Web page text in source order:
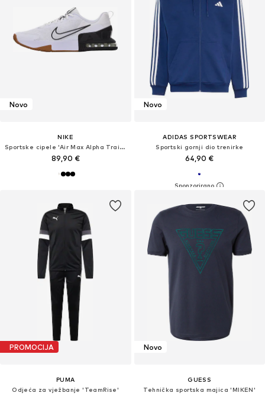
Novo
NIKE
Sportske cipele 'Air Max Alpha Trainer 6'
89,90 €
Novo
ADIDAS SPORTSWEAR
Sportski gornji dio trenirke
64,90 €
PROMOCIJA
PUMA
Odjeća za vježbanje 'TeamRise'
Novo
GUESS
Tehnička sportska majica 'MIKEN'